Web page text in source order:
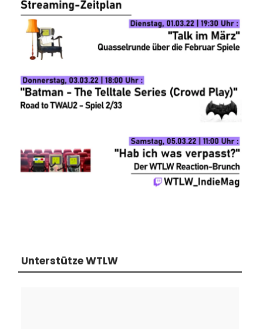
Unterstütze WTLW